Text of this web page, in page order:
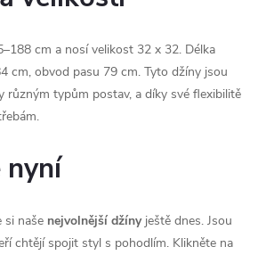
cm a nosí velikost 32 x 32. Délka
cm, obvod pasu 79 cm. Tyto džíny jsou
různým typům postav, a díky své flexibilitě
nyní
si naše nejvolnější džínyještě dnes. Jsou
chtějí spojit styl s pohodlím. Klikněte na